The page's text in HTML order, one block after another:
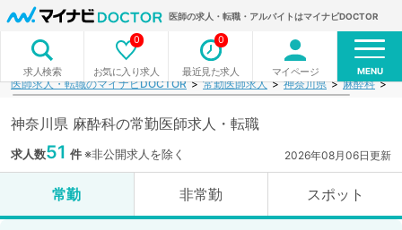
医師の求人・転職・アルバイトはマイナビDOCTOR
求人検索 お気に入り求人
0
最近見た求人
0
マイページ MENU
医師求人・転職のマイナビDOCTOR 常勤医師求人 神奈川県 麻酔科
神奈川県 麻酔科の常勤医師求人・転職
求人数51 件※非公開求人を除く 2026年08月06日更新
常勤 非常勤 スポット